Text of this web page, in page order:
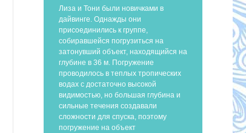
Лиза и Тони были новичками в
дайвинге. Однажды они
присоединились к группе,
собиравшейся погрузиться на
затонувший объект, находящийся на
глубине в 36 м. Погружение
проводилось в теплых тропических
водах с достаточно высокой
видимостью, но большая глубина и
сильные течения создавали
сложности для спуска, поэтому
погружение на объект